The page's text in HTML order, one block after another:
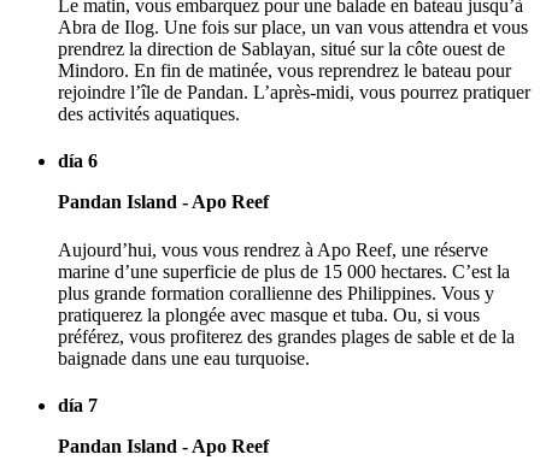
Le matin, vous embarquez pour une balade en bateau jusqu’à
Abra de Ilog. Une fois sur place, un van vous attendra et vous
prendrez la direction de Sablayan, situé sur la côte ouest de
Mindoro. En fin de matinée, vous reprendrez le bateau pour
rejoindre l’île de Pandan. L’après-midi, vous pourrez pratiquer
des activités aquatiques.
día 6
Pandan Island - Apo Reef
Aujourd’hui, vous vous rendrez à Apo Reef, une réserve
marine d’une superficie de plus de 15 000 hectares. C’est la
plus grande formation corallienne des Philippines. Vous y
pratiquerez la plongée avec masque et tuba. Ou, si vous
préférez, vous profiterez des grandes plages de sable et de la
baignade dans une eau turquoise.
día 7
Pandan Island - Apo Reef